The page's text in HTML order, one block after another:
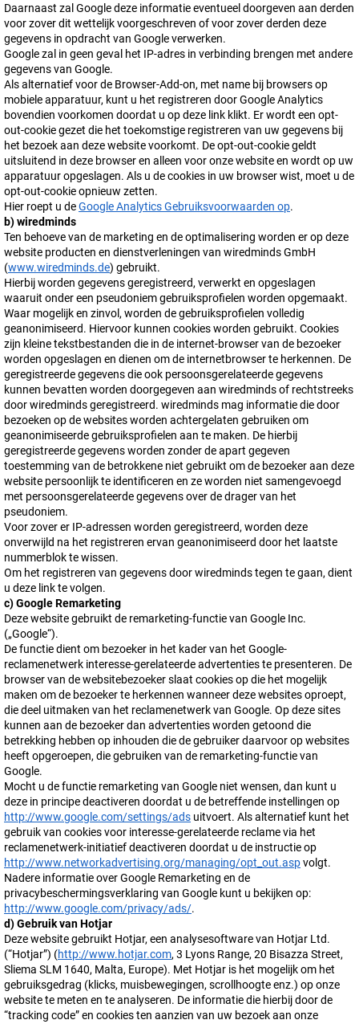
Daarnaast zal Google deze informatie eventueel doorgeven aan derden
voor zover dit wettelijk voorgeschreven of voor zover derden deze
gegevens in opdracht van Google verwerken.
Google zal in geen geval het IP-adres in verbinding brengen met andere
gegevens van Google.
Als alternatief voor de Browser-Add-on, met name bij browsers op
mobiele apparatuur, kunt u het registreren door Google Analytics
bovendien voorkomen doordat u op deze link klikt. Er wordt een opt-
out-cookie gezet die het toekomstige registreren van uw gegevens bij
het bezoek aan deze website voorkomt. De opt-out-cookie geldt
uitsluitend in deze browser en alleen voor onze website en wordt op uw
apparatuur opgeslagen. Als u de cookies in uw browser wist, moet u de
opt-out-cookie opnieuw zetten.
Hier roept u deGoogle Analytics Gebruiksvoorwaarden op.
b) wiredminds
Ten behoeve van de marketing en de optimalisering worden er op deze
website producten en dienstverleningen van wiredminds GmbH
(www.wiredminds.de) gebruikt.
Hierbij worden gegevens geregistreerd, verwerkt en opgeslagen
waaruit onder een pseudoniem gebruiksprofielen worden opgemaakt.
Waar mogelijk en zinvol, worden de gebruiksprofielen volledig
geanonimiseerd. Hiervoor kunnen cookies worden gebruikt. Cookies
zijn kleine tekstbestanden die in de internet-browser van de bezoeker
worden opgeslagen en dienen om de internetbrowser te herkennen. De
geregistreerde gegevens die ook persoonsgerelateerde gegevens
kunnen bevatten worden doorgegeven aan wiredminds of rechtstreeks
door wiredminds geregistreerd. wiredminds mag informatie die door
bezoeken op de websites worden achtergelaten gebruiken om
geanonimiseerde gebruiksprofielen aan te maken. De hierbij
geregistreerde gegevens worden zonder de apart gegeven
toestemming van de betrokkene niet gebruikt om de bezoeker aan deze
website persoonlijk te identificeren en ze worden niet samengevoegd
met persoonsgerelateerde gegevens over de drager van het
pseudoniem.
Voor zover er IP-adressen worden geregistreerd, worden deze
onverwijld na het registreren ervan geanonimiseerd door het laatste
nummerblok te wissen.
Om het registreren van gegevens door wiredminds tegen te gaan, dient
u deze link te volgen.
c) Google Remarketing
Deze website gebruikt de remarketing-functie van Google Inc.
(„Google“).
De functie dient om bezoeker in het kader van het Google-
reclamenetwerk interesse-gerelateerde advertenties te presenteren. De
browser van de websitebezoeker slaat cookies op die het mogelijk
maken om de bezoeker te herkennen wanneer deze websites oproept,
die deel uitmaken van het reclamenetwerk van Google. Op deze sites
kunnen aan de bezoeker dan advertenties worden getoond die
betrekking hebben op inhouden die de gebruiker daarvoor op websites
heeft opgeroepen, die gebruiken van de remarketing-functie van
Google.
Mocht u de functie remarketing van Google niet wensen, dan kunt u
deze in principe deactiveren doordat u de betreffende instellingen op
http://www.google.com/settings/ads uitvoert. Als alternatief kunt het
gebruik van cookies voor interesse-gerelateerde reclame via het
reclamenetwerk-initiatief deactiveren doordat u de instructie op
http://www.networkadvertising.org/managing/opt_out.aspvolgt.
Nadere informatie over Google Remarketing en de
privacybeschermingsverklaring van Google kunt u bekijken op:
http://www.google.com/privacy/ads/.
d) Gebruik van Hotjar
Deze website gebruikt Hotjar, een analysesoftware van Hotjar Ltd.
(“Hotjar”) (http://www.hotjar.com, 3 Lyons Range, 20 Bisazza Street,
Sliema SLM 1640, Malta, Europe). Met Hotjar is het mogelijk om het
gebruiksgedrag (klicks, muisbewegingen, scrollhoogte enz.) op onze
website te meten en te analyseren. De informatie die hierbij door de
“tracking code” en cookies ten aanzien van uw bezoek aan onze